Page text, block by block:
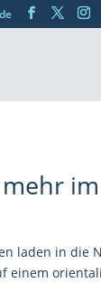
laden in die
einem